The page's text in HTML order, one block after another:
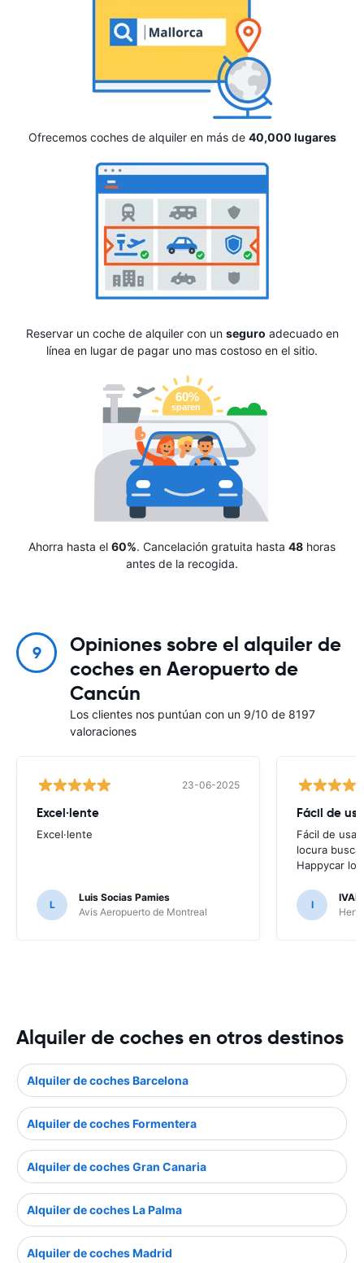
Ofrecemos coches de alquiler en más de 40,000 lugares
Reservar un coche de alquiler con un seguro adecuado en
línea en lugar de pagar uno mas costoso en el sitio.
Ahorra hasta el 60%. Cancelación gratuita hasta 48 horas
antes de la recogida.
9
Opiniones sobre el alquiler de
coches en Aeropuerto de
Cancún
Los clientes nos puntúan con un 9/10 de 8197
valoraciones
23-06-2025
Excel·lente
Excel·lente
L
Luis Socias Pamies
Avis Aeropuerto de Montreal
Fácil de
Fácil de
locura
Happycar lo
I
IVAN
Alquiler de coches en otros destinos
Alquiler de coches Barcelona
Alquiler de coches Formentera
Alquiler de coches Gran Canaria
Alquiler de coches La Palma
Alquiler de coches Madrid